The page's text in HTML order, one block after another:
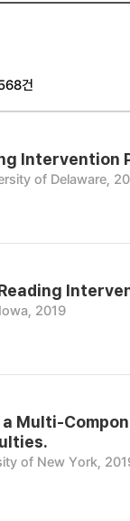
건
Intervention
of Delaware,
2019
Multi-
of New York,